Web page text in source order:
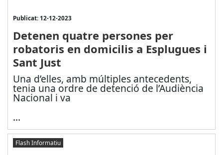
Publicat: 12-12-2023
Detenen quatre persones per
robatoris en domicilis a Esplugues i
Sant Just
Una d’elles, amb múltiples antecedents,
tenia una ordre de detenció de l’Audiència
Nacional i va
...
Flash Informatiu